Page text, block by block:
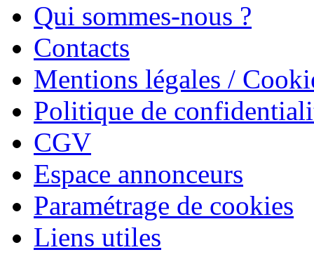
Qui sommes-nous ?
Contacts
Mentions légales /
Politique de
CGV
Espace annonceurs
Paramétrage de cookies
Liens utiles